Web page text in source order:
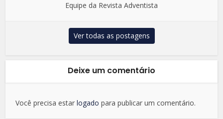
Equipe da Revista Adventista
Ver todas as postagens
Deixe um comentário
Você precisa estarlogado para publicar um comentário.